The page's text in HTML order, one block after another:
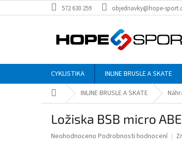
na
572 630 259 objednavky@hope-
CYKLISTIKA INLINE BRUSLE A SKATE
Domů INLINE BRUSLE A SKATE
Ložiska BSB micro
Průměrné
Neohodnoceno Podrobnosti hodnocení